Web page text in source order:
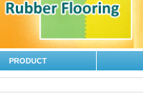
PRODUCT